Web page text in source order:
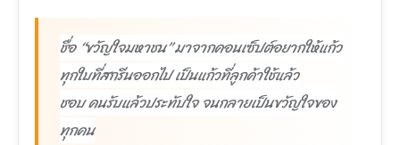
ชื่อ “ขวัญใจมหาชน” มาจากคอนเซ็ปต์อยากให้แก้ว
ทุกใบที่สกรีนออกไป เป็นแก้วที่ลูกค้าใช้แล้ว
ชอบ คนรับแล้วประทับใจ จนกลายเป็นขวัญใจของ
ทุกคน